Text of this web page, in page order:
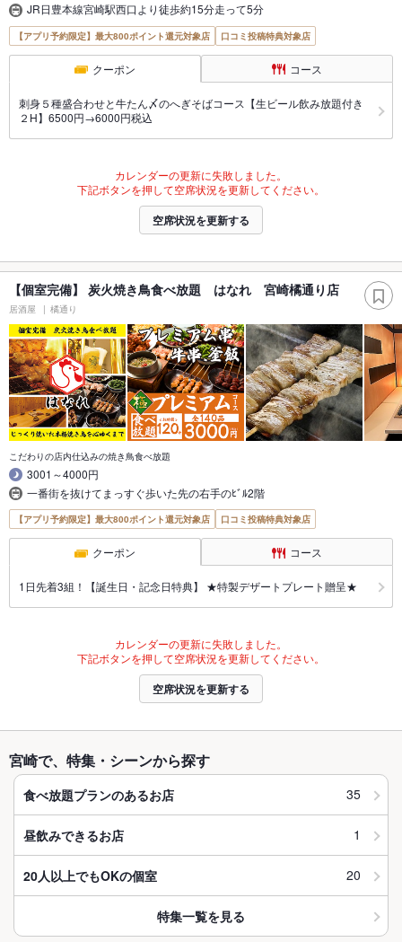
JR日豊本線宮崎駅西口より徒歩約15分走って5分
【アプリ予約限定】最大800ポイント還元対象店 口コミ投稿特典対象店
クーポン コース
刺身５種盛合わせと牛たん〆のへぎそばコース【生ビール飲み放題付き
２H】6500円→6000円税込
カレンダーの更新に失敗しました。
下記ボタンを押して空席状況を更新してください。
空席状況を更新する
【個室完備】 炭火焼き鳥食べ放題 はなれ 宮崎橘通り店
居酒屋 橘通り
こだわりの店内仕込みの焼き鳥食べ放題
3001～4000円
一番街を抜けてまっすぐ歩いた先の右手のﾋﾞﾙ2階
【アプリ予約限定】最大800ポイント還元対象店 口コミ投稿特典対象店
クーポン コース
1日先着3組！【誕生日・記念日特典】 ★特製デザートプレート贈呈★
カレンダーの更新に失敗しました。
下記ボタンを押して空席状況を更新してください。
空席状況を更新する
宮崎で、特集・シーンから探す
食べ放題プランのあるお店 35
昼飲みできるお店 1
20人以上でもOKの個室 20
特集一覧を見る